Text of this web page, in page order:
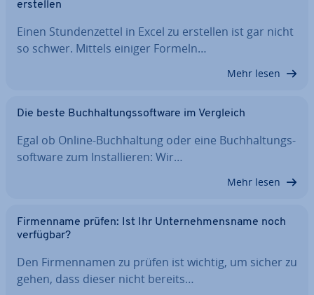
erstellen
Einen Stun­den­zet­tel in Excel zu erstellen ist gar nicht
so schwer. Mittels einiger Formeln…
Mehr lesen
Die beste Buch­hal­tungs­soft­ware im Vergleich
Egal ob Online-Buch­hal­tung oder eine Buch­hal­tungs­
soft­ware zum In­stal­lie­ren: Wir…
Mehr lesen
Fir­men­na­me prüfen: Ist Ihr Un­ter­neh­mens­na­me noch
verfügbar?
Den Fir­men­na­men zu prüfen ist wichtig, um sicher zu
gehen, dass dieser nicht bereits…